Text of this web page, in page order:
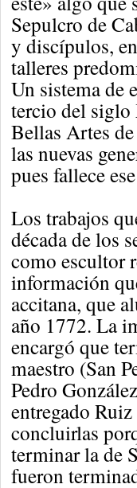
Sepulcro de
y discípulos,
talleres
Un sistema de
tercio del siglo
Bellas Artes
las nuevas
pues fallece
Los trabajos
década de los
como escultor
información
accitana, que
año 1772. La
encargó que
maestro (San
Pedro
entregado
concluirlas
terminar la de
fueron